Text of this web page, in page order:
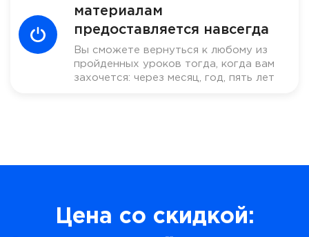
материалам
предоставляется навсегда
Вы сможете вернуться к любому из
пройденных уроков тогда, когда вам
захочется: через месяц, год, пять лет
Цена со скидкой: